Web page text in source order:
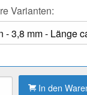
Varianten:
In den